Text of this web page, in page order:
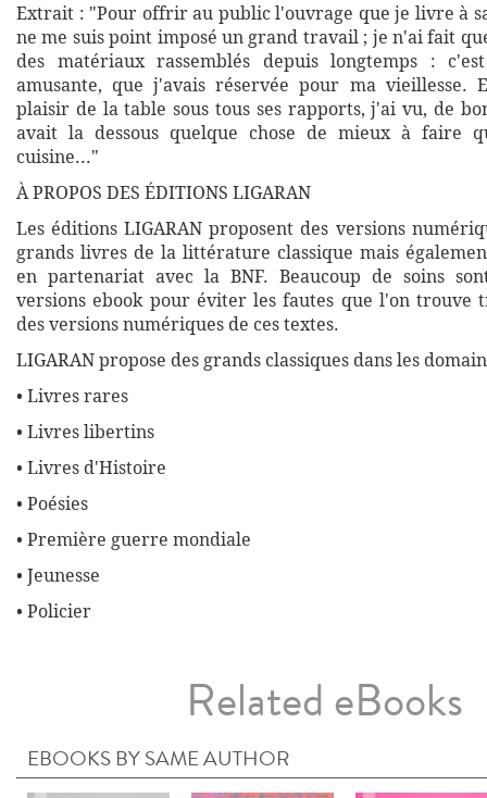
Extrait : "Pour offrir au public l'ouvrage que je livre à
ne me suis point imposé un grand travail ; je n'ai fait
des matériaux rassemblés depuis longtemps :
amusante, que j'avais réservée pour ma vieillesse.
plaisir de la table sous tous ses rapports, j'ai vu, de
avait la dessous quelque chose de mieux à faire
cuisine..."
À PROPOS DES ÉDITIONS LIGARAN
Les éditions LIGARAN proposent des versions
grands livres de la littérature classique mais
en partenariat avec la BNF. Beaucoup de soins
versions ebook pour éviter les fautes que l'on trouve
des versions numériques de ces textes.
LIGARAN propose des grands classiques dans les
• Livres rares
• Livres libertins
• Livres d'Histoire
• Poésies
• Première guerre mondiale
• Jeunesse
• Policier
Related eBooks
EBOOKS BY SAME AUTHOR